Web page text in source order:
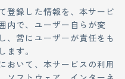
登録した情報を、本サービ
内で、ユーザー自らが変
、常にユーザーが責任をも
ます。
おいて、本サービスの利用